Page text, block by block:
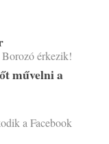
Borozó érkezik!
művelni a
a Facebook